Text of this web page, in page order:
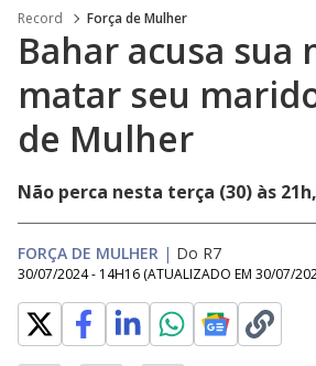
Record Força de Mulher
Bahar acusa sua
matar seu
de Mulher
Não perca nesta terça (30) às 21h,
FORÇA DE MULHER | Do R7
30/07/2024 - 14H16 (ATUALIZADO EM 30/07/